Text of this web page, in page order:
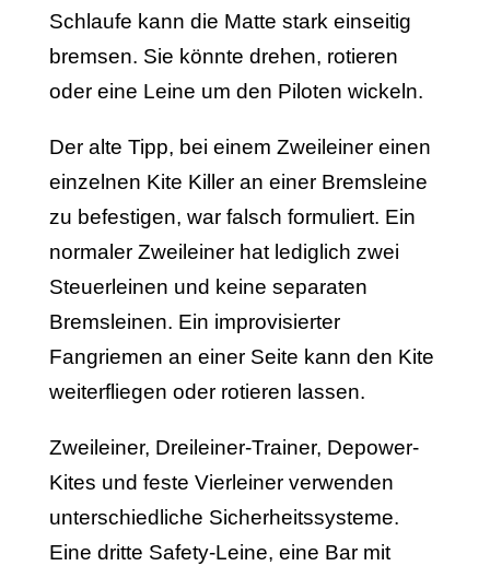
Schlaufe kann die Matte stark einseitig
bremsen. Sie könnte drehen, rotieren
oder eine Leine um den Piloten wickeln.
Der alte Tipp, bei einem Zweileiner einen
einzelnen Kite Killer an einer Bremsleine
zu befestigen, war falsch formuliert. Ein
normaler Zweileiner hat lediglich zwei
Steuerleinen und keine separaten
Bremsleinen. Ein improvisierter
Fangriemen an einer Seite kann den Kite
weiterfliegen oder rotieren lassen.
Zweileiner, Dreileiner-Trainer, Depower-
Kites und feste Vierleiner verwenden
unterschiedliche Sicherheitssysteme.
Eine dritte Safety-Leine, eine Bar mit